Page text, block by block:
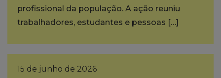
profissional da população. A ação reuniu
trabalhadores, estudantes e pessoas […]
15 de junho de 2026